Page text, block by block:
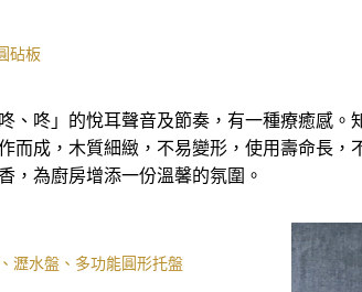
砧板
、咚」的悅耳聲音及節奏，有一種療癒感
而成，木質細緻，不易變形，使用壽命長
，為廚房增添一份溫馨的氛圍。
瀝水盤、多功能圓形托盤